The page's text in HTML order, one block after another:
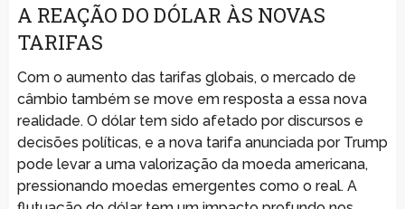
A REAÇÃO DO DÓLAR ÀS NOVAS
TARIFAS
Com o aumento das tarifas globais, o mercado de
câmbio também se move em resposta a essa nova
realidade. O dólar tem sido afetado por discursos e
decisões políticas, e a nova tarifa anunciada por Trump
pode levar a uma valorização da moeda americana,
pressionando moedas emergentes como o real. A